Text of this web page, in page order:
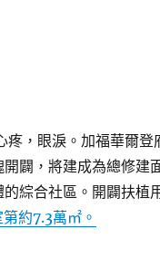
，眼淚。加福華爾登
闢，將建成為總修建
綜合社區。開闢扶植
約7.3萬㎡。